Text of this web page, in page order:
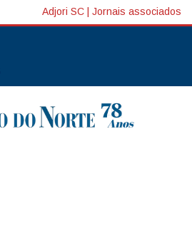
Adjori SC Jornais associados